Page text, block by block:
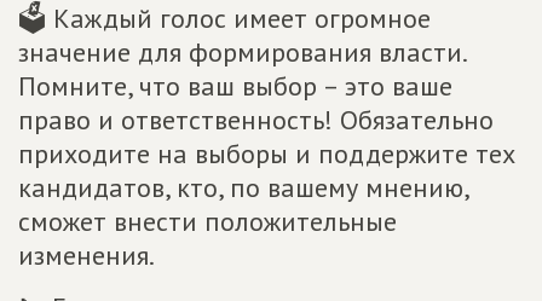
🗳 Каждый голос имеет огромное
значение для формирования власти.
Помните, что ваш выбор – это ваше
право и ответственность! Обязательно
приходите на выборы и поддержите тех
кандидатов, кто, по вашему мнению,
сможет внести положительные
изменения.